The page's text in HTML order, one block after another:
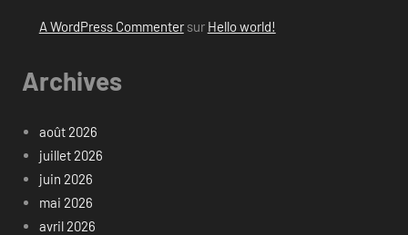
A WordPress Commentersur Hello world!
Archives
août 2026
juillet 2026
juin 2026
mai 2026
avril 2026